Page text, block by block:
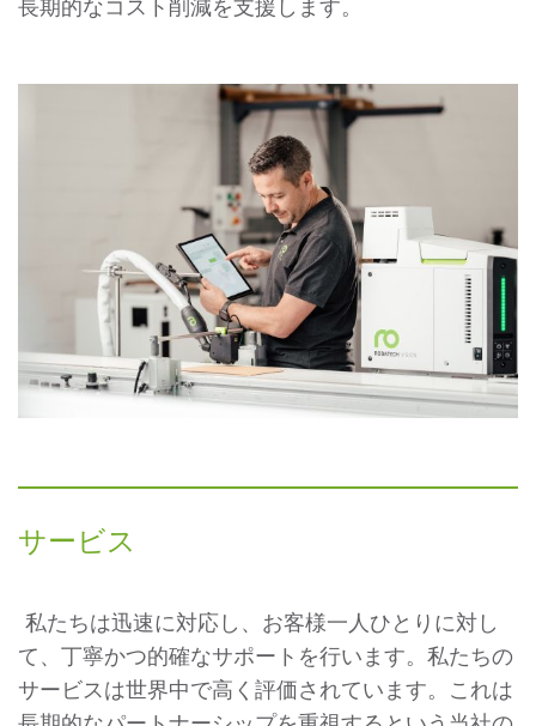
長期的なコスト削減を支援します。
サービス
私たちは迅速に対応し、お客様一人ひとりに対し
て、丁寧かつ的確なサポートを行います。私たちの
サービスは世界中で高く評価されています。これは